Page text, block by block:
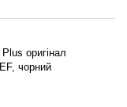
оригінал
чорний